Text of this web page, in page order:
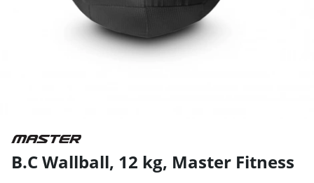
B.C Wallball, 12 kg, Master Fitness